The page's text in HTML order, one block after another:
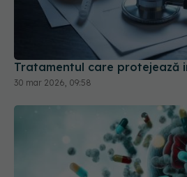
Tratamentul care protejează
30 mar 2026, 09:58